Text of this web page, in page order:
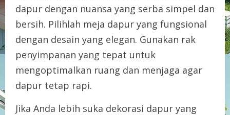
dapur dengan nuansa yang serba simpel dan
bersih. Pilihlah meja dapur yang fungsional
dengan desain yang elegan. Gunakan rak
penyimpanan yang tepat untuk
mengoptimalkan ruang dan menjaga agar
dapur tetap rapi.
Jika Anda lebih suka dekorasi dapur yang